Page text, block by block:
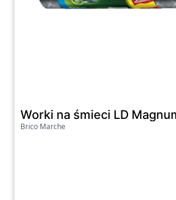
Worki na śmieci LD
Brico Marche